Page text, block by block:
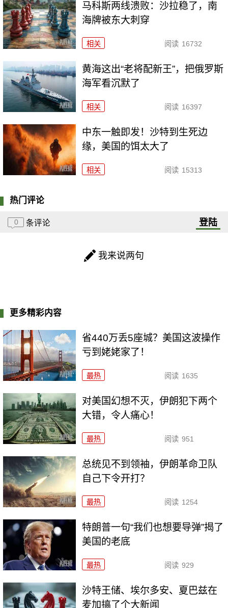
马科斯两线溃败：沙拉稳了，南
海牌被东大刺穿
相关 阅读 16732
黄海这出“老将配新王”，把俄罗斯
海军看沉默了
相关 阅读 16397
中东一触即发！沙特到生死边
缘，美国的饵太大了
相关 阅读 15313
热门评论
0 条评论 登陆
我来说两句
更多精彩内容
省440万丢5座城？美国这波操作
亏到姥姥家了！
最热 阅读 1635
对美国幻想不灭，伊朗犯下两个
大错，令人痛心！
最热 阅读 951
总统见不到领袖，伊朗革命卫队
自己下令开打？
最热 阅读 1254
特朗普一句“我们也想要导弹”揭了
美国的老底
最热 阅读 929
沙特王储、埃尔多安、夏巴兹在
麦加搞了个大新闻